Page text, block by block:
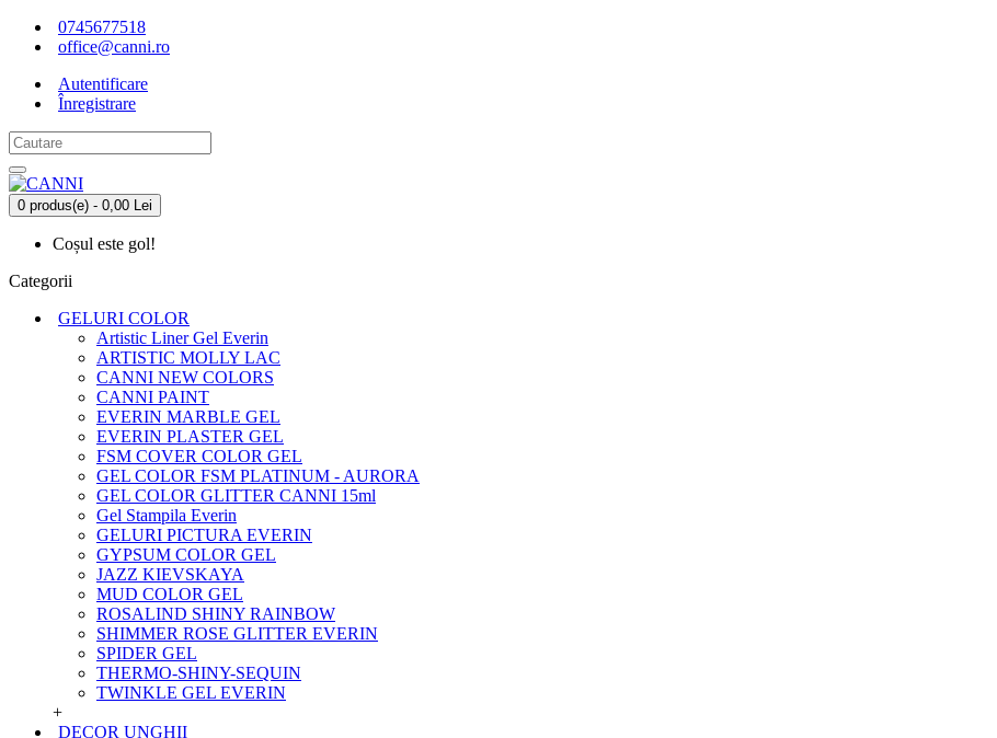
0745677518
office@canni.ro
Autentificare
Înregistrare
0 produs(e) - 0,00 Lei
Coșul este gol!
Categorii
GELURI COLOR
Artistic Liner Gel Everin
ARTISTIC MOLLY LAC
CANNI NEW COLORS
CANNI PAINT
EVERIN MARBLE GEL
EVERIN PLASTER GEL
FSM COVER COLOR GEL
GEL COLOR FSM PLATINUM - AURORA
GEL COLOR GLITTER CANNI 15ml
Gel Stampila Everin
GELURI PICTURA EVERIN
GYPSUM COLOR GEL
JAZZ KIEVSKAYA
MUD COLOR GEL
ROSALIND SHINY RAINBOW
SHIMMER ROSE GLITTER EVERIN
SPIDER GEL
THERMO-SHINY-SEQUIN
TWINKLE GEL EVERIN
+
DECOR UNGHII